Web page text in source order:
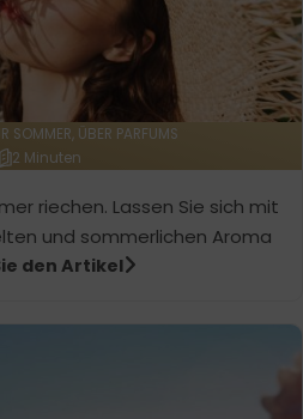
SOMMER, ÜBER PARFUMS
2 Minuten
riechen. Lassen Sie sich mit
und sommerlichen Aroma
den Artikel